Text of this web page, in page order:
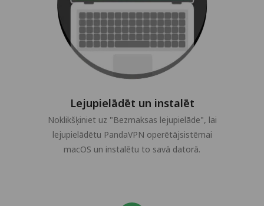
Lejupielādēt un instalēt
Noklikšķiniet uz "Bezmaksas lejupielāde", lai
lejupielādētu PandaVPN operētājsistēmai
macOS un instalētu to savā datorā.